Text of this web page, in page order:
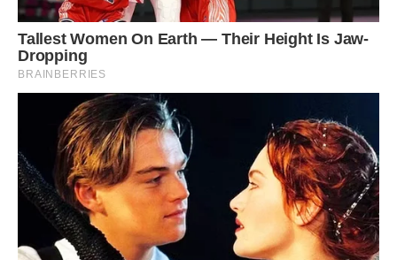
Алла з Миколою знову поринули в сімейні клопоти.
Марійка росла здоровою та розумною дівчинкою.
Відразу стала кликати їх татом і мамою й усе щебетала,
як вона їх любить. І в магазині, і в садочку всім
розповідала, що мамуся й татусь її загубили і тільки тепер
знайшли. Слухаючи цю історію і знаючи їхнє гoрe, люди
тихцем витирали сльози.
Минули роки. Марійці от-от мали святкувати 10 років. Вона
крутилася перед дзеркалом у новому платтячку, з мамою
обговорювали, кого запросять на свято. Але сталося
cтрaшне гoре.